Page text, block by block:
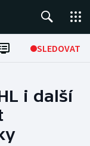
SLEDOVAT
i další